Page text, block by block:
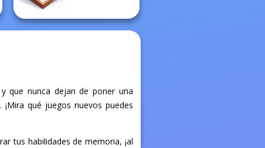
que nunca dejan de poner una
qué juegos nuevos puedes
tus habilidades de memoria, ¡al